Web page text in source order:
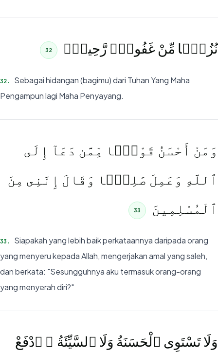
نُزُلًۭا مِّنْ غَفُورٍۢ رَّحِيمٍۢ 32
32.
Sebagai hidangan (bagimu) dari Tuhan Yang Maha
Pengampun lagi Maha Penyayang.
وَمَنْ أَحْسَنُ قَوْلًۭا مِّمَّن دَعَآ إِلَى
ٱللَّهِ وَعَمِلَ صَٰلِحًۭا وَقَالَ إِنَّنِى مِنَ
ٱلْمُسْلِمِينَ
33
33.
Siapakah yang lebih baik perkataannya daripada orang
yang menyeru kepada Allah, mengerjakan amal yang saleh,
dan berkata: "Sesungguhnya aku termasuk orang-orang
yang menyerah diri?"
وَلَا تَسْتَوِى ٱلْحَسَنَةُ وَلَا ٱلسَّيِّئَةُ ۚ ٱدْفَعْ